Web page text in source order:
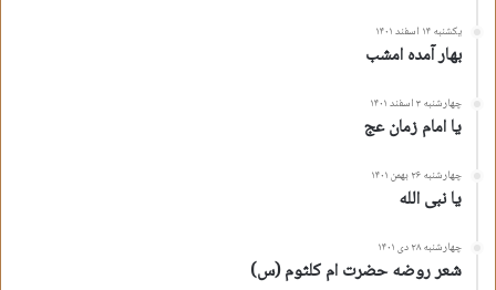
یکشنبه ۱۴ اسفند ۱۴۰۱
بهار آمده امشب
چهارشنبه ۳ اسفند ۱۴۰۱
یا امام زمان عج
چهارشنبه ۲۶ بهمن ۱۴۰۱
یا نبی الله
چهارشنبه ۲۸ دی ۱۴۰۱
شعر روضه حضرت ام کلثوم (س)